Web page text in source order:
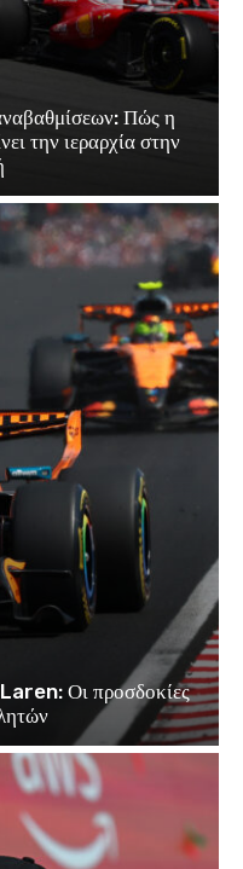
Πώς η
την ιεραρχία στην
Οι προσδοκίες